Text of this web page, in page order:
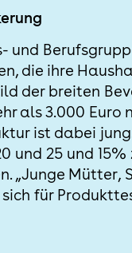
und
die ihre
der breiten
als 3.000
ist dabei
und 25 und
„Junge Mütter,
für